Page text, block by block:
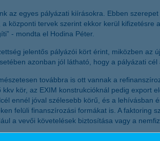
az egyes pályázati kiírásokra. Ebben
központi tervek szerint ekkor kerül
- mondta el Hodina Péter.
jelentős pályázói kört érint, miközben
azonban jól látható, hogy a pályázati
továbbra is ott vannak a
kör, az EXIM konstrukcióknál pedig export
ennél jóval szélesebb körű, és a lehívásban
felüli finanszírozási formákat is. A faktoring
a vevői követelések biztosítása vagy a